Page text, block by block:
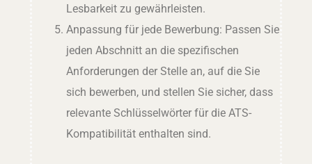
Lesbarkeit zu gewährleisten.
Anpassung für jede Bewerbung: Passen Sie
jeden Abschnitt an die spezifischen
Anforderungen der Stelle an, auf die Sie
sich bewerben, und stellen Sie sicher, dass
relevante Schlüsselwörter für die ATS-
Kompatibilität enthalten sind.